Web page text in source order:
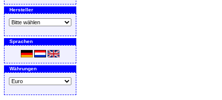
Hersteller
Sprachen
Währungen